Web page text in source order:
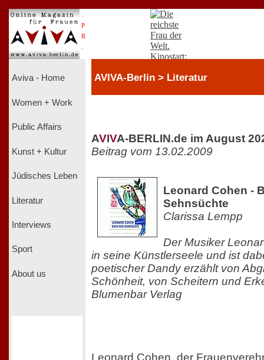
P
R
Aviva - Home
Women + Work
Public Affairs
Kunst + Kultur
Jüdisches Leben
Literatur
Interviews
Sport
About us
AVIVA-Berlin > Literatur
AVIVA-BERLIN.de im August
Beitrag vom 13.02.2009
Leonard Cohen -
Sehnsüchte
Clarissa Lempp
Der Musiker
in seine Künstlerseele und ist
poetischer Dandy erzählt von
Schönheit, von Scheitern und
Blumenbar Verlag